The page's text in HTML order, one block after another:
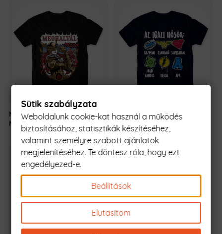
Malenia -
Meghaltál
5990 Ft-
Az igazi hősök -
Apa
7190 Ft
Sütik szabályzata
Weboldalunk cookie-kat használ a működés
biztosításához, statisztikák készítéséhez,
valamint személyre szabott ajánlatok
megjelenítéséhez. Te döntesz róla, hogy ezt
engedélyezed-e.
Beállítások
Elutasítom